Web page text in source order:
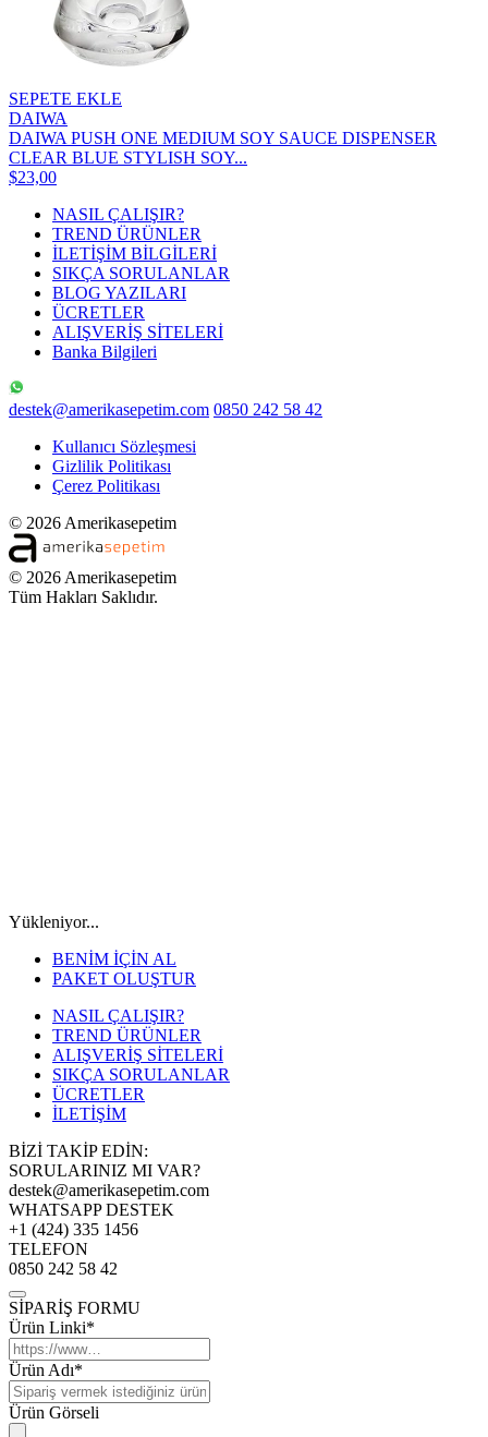
SEPETE EKLE
DAIWA
DAIWA PUSH ONE MEDIUM SOY SAUCE DISPENSER
CLEAR BLUE STYLISH SOY...
$23,00
NASIL ÇALIŞIR?
TREND ÜRÜNLER
İLETİŞİM BİLGİLERİ
SIKÇA SORULANLAR
BLOG YAZILARI
ÜCRETLER
ALIŞVERİŞ SİTELERİ
Banka Bilgileri
destek@amerikasepetim.com 0850 242 58 42
Kullanıcı Sözleşmesi
Gizlilik Politikası
Çerez Politikası
© 2026 Amerikasepetim
© 2026 Amerikasepetim
Tüm Hakları Saklıdır.
Yükleniyor...
BENİM İÇİN AL
PAKET OLUŞTUR
NASIL ÇALIŞIR?
TREND ÜRÜNLER
ALIŞVERİŞ SİTELERİ
SIKÇA SORULANLAR
ÜCRETLER
İLETİŞİM
BİZİ TAKİP EDİN:
SORULARINIZ MI VAR?
destek@amerikasepetim.com
WHATSAPP DESTEK
+1 (424) 335 1456
TELEFON
0850 242 58 42
SİPARİŞ FORMU
Ürün Linki*
Ürün Adı*
Ürün Görseli